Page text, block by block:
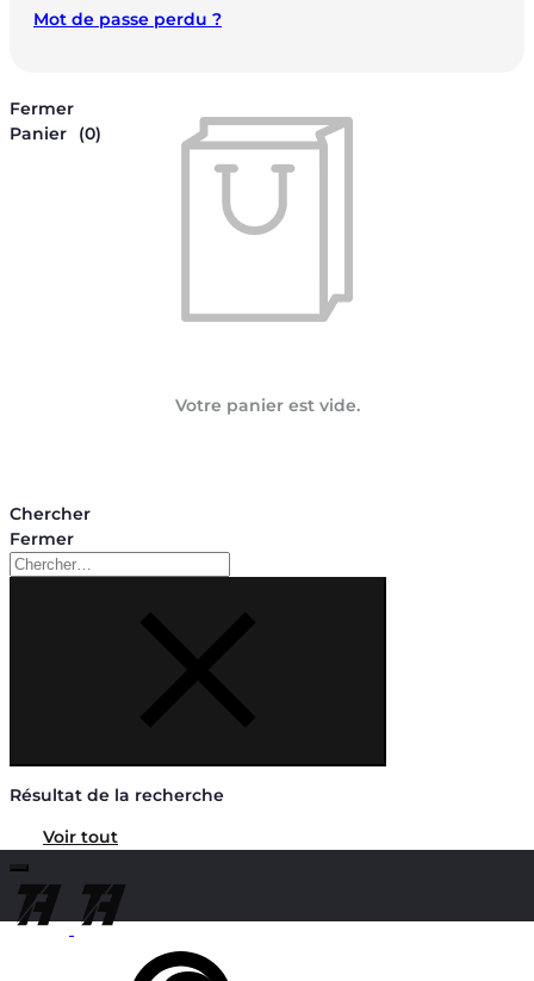
Mot de passe perdu ?
Fermer
Panier
(0)
Votre panier est vide.
Chercher
Fermer
Chercher
Résultat de la recherche
Voir tout
Chercher